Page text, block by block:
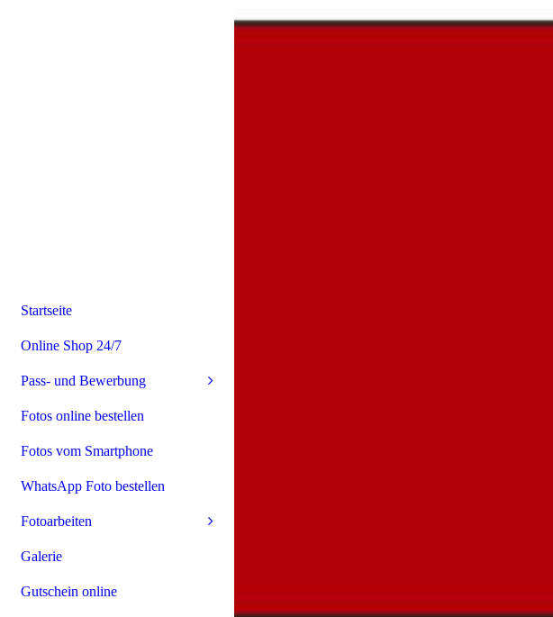
Startseite
Online Shop 24/7
Pass- und Bewerbung
Fotos online bestellen
Fotos vom Smartphone
WhatsApp Foto bestellen
Fotoarbeiten
Galerie
Gutschein online